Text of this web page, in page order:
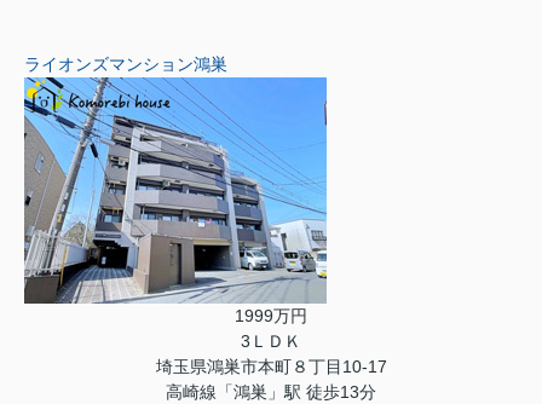
ライオンズマンション鴻巣
1999万円
3ＬＤＫ
埼玉県鴻巣市本町８丁目10-17
高崎線「鴻巣」駅 徒歩13分